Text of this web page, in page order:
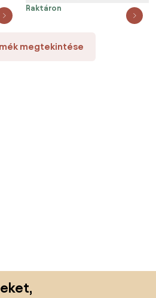
Raktáron
megtekintése